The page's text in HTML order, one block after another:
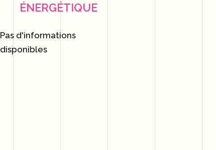
ÉNERGÉTIQUE
Pas d'informations
disponibles